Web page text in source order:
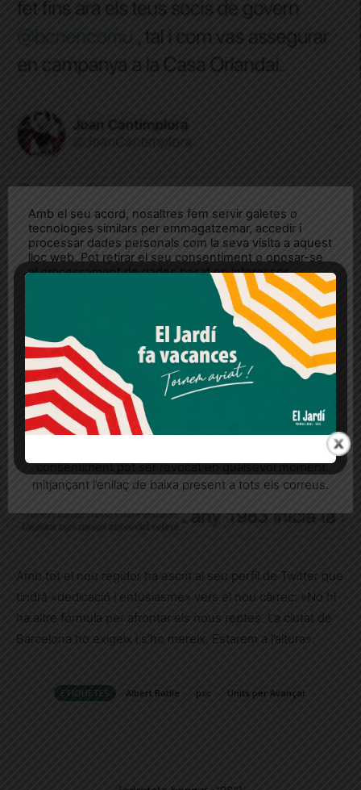
Amb tot el nou regidor ha escrit al seu perfil de Twitter que
tindrà «dedicació i entusiasme» vers el nou càrrec: «No hi
ha altre fórmula per afrontar els nous reptes. La ciutat de
Barcelona ho exigeix i s’ho mereix. Estarem a l’altura».
ETIQUETES Albert Batlle psc Units per Avançar
Amb el seu acord, nosaltres fem servir galetes o
tecnologies similars per emmagatzemar, accedir i
processar dades personals com la seva visita a aquest
lloc web. Pot retirar el seu consentiment o oposar-se
al processament de dades basat en interessos
legítims en qualsevol moment fent clic a "Ajustos de
cookies" o a la nostra Política de privacitat en aquest
lloc web. Si cliques "acceptar" dones el teu
Més informació Acceptar Rebutjar tot
Quan l’usuari crea un compte al Diari el Jardí, dona el
seu consentiment explícit per rebre comunicacions
consentiment pot ser revocat en qualsevol moment
mitjançant l’enllaç de baixa present a tots els correus.